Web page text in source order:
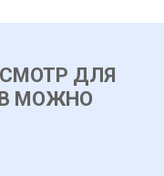
ДЛЯ
МОЖНО